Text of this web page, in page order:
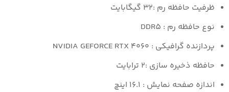
ظرفیت حافظه رم :۳۲ گیگابایت
نوع حافظه رم : DDR۵
پردازنده گرافیکی : NVIDIA GEFORCE RTX ۴۰۶۰
حافظه ذخیره سازی :۲ ترابایت
اندازه صفحه نمایش : ۱۶.۱ اینچ